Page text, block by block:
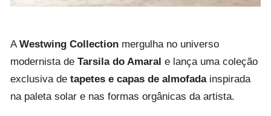
A Westwing Collection mergulha no universo
modernista de Tarsila do Amaral e lança uma coleção
exclusiva de tapetes e capas de almofadainspirada
na paleta solar e nas formas orgânicas da artista.